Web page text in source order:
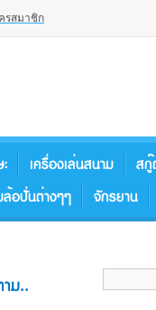
รสมาชิก
เครื่องเล่นสนาม สกู๊
อปั่นต่างๆๆ
จักรยาน
ม..